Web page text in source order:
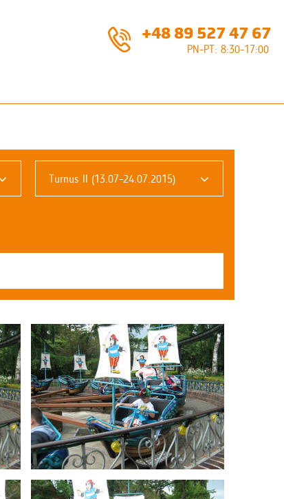
+48 89 527 47 67
PN-PT: 8:30-17:00
Turnus II (13.07-24.07.2015)